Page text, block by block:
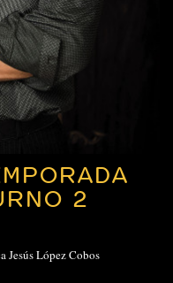
2
Jesús López Cobos